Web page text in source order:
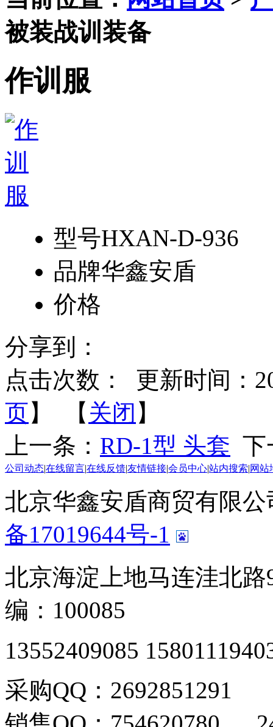
被装战训装备
作训服
型号HXAN-D-936
品牌华鑫安盾
价格
分享到：
点击次数：
更新时间：
页】 【 关闭 】
上一条： RD-1型 头套 下
公司动态在线留言在线反馈友情链接会员中心站内搜索 网站
北京华鑫安盾商贸有限
备17019644号-1
北京海淀上地马连洼北
编：100085
13552409085
采购QQ：2692851291